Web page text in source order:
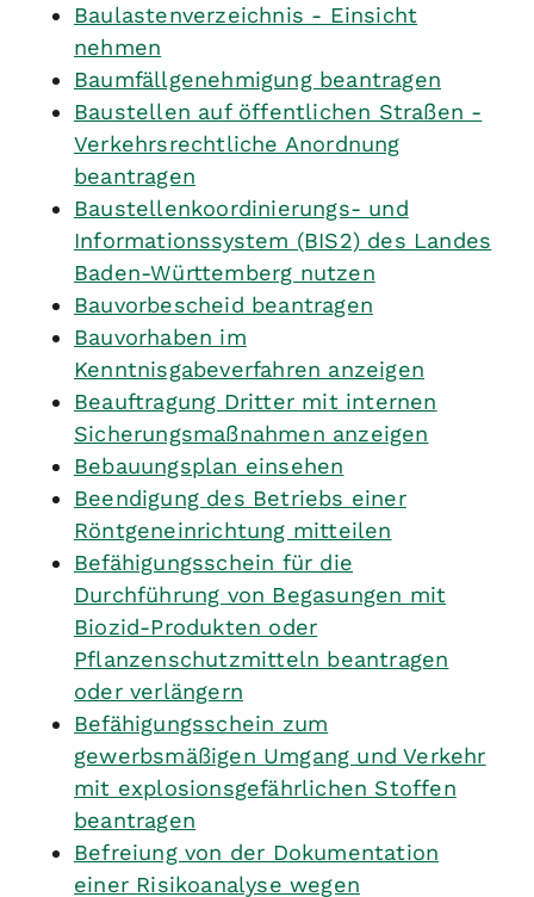
Baulastenverzeichnis - Einsicht
nehmen
Baumfällgenehmigung beantragen
Baustellen auf öffentlichen Straßen -
Verkehrsrechtliche Anordnung
beantragen
Baustellenkoordinierungs- und
Informationssystem (BIS2) des Landes
Baden-Württemberg nutzen
Bauvorbescheid beantragen
Bauvorhaben im
Kenntnisgabeverfahren anzeigen
Beauftragung Dritter mit internen
Sicherungsmaßnahmen anzeigen
Bebauungsplan einsehen
Beendigung des Betriebs einer
Röntgeneinrichtung mitteilen
Befähigungsschein für die
Durchführung von Begasungen mit
Biozid-Produkten oder
Pflanzenschutzmitteln beantragen
oder verlängern
Befähigungsschein zum
gewerbsmäßigen Umgang und Verkehr
mit explosionsgefährlichen Stoffen
beantragen
Befreiung von der Dokumentation
einer Risikoanalyse wegen